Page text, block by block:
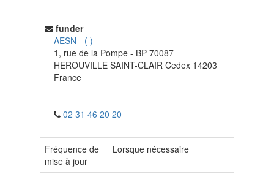
funder
AESN - ( )
1, rue de la Pompe - BP 70087
HEROUVILLE SAINT-CLAIR Cedex 14203
France
02 31 46 20 20
Fréquence de
mise à jour
Lorsque nécessaire